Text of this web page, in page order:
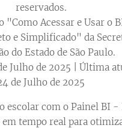
reservados.
"Como Acessar e Usar o
e Simplificado" da
do Estado de São Paulo.
Julho de 2025 | Última
de Julho de 2025
escolar com o Painel BI -
tempo real para